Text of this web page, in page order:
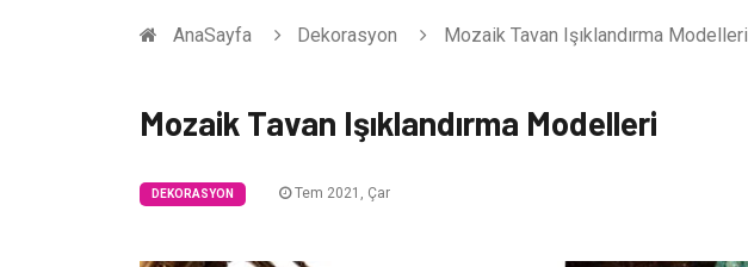
AnaSayfa Dekorasyon Mozaik Tavan Işıklandırma Modelleri
Mozaik Tavan Işıklandırma Modelleri
DEKORASYON Tem 2021, Çar